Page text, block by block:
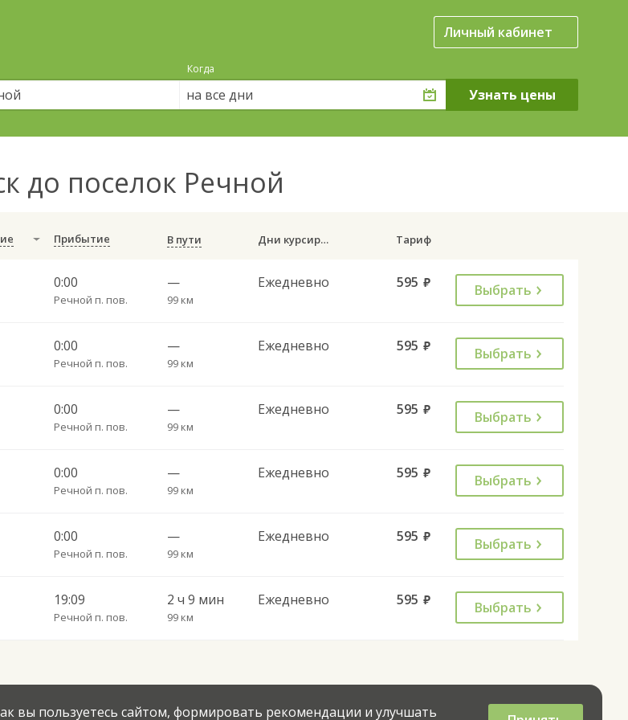
Личный кабинет
Когда
на все дни
до поселок Речной
Прибытие В пути Дни курсирования Тариф
0:00
Речной п. пов.
—
99 км
Ежедневно 595 руб. Выбрать
0:00
Речной п. пов.
—
99 км
Ежедневно 595 руб. Выбрать
0:00
Речной п. пов.
—
99 км
Ежедневно 595 руб. Выбрать
0:00
Речной п. пов.
—
99 км
Ежедневно 595 руб. Выбрать
0:00
Речной п. пов.
—
99 км
Ежедневно 595 руб. Выбрать
19:09
Речной п. пов.
2 ч 9 мин
99 км
Ежедневно 595 руб. Выбрать
вы пользуетесь сайтом, формировать рекомендации и улучшать